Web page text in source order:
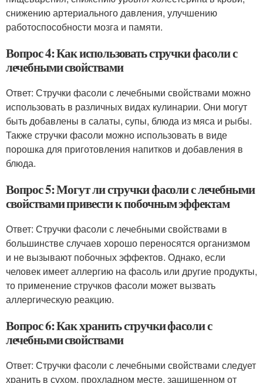
снижению артериального давления, улучшению
работоспособности мозга и памяти.
Вопрос 4: Как использовать стручки фасоли с
лечебными свойствами
Ответ: Стручки фасоли с лечебными свойствами можно
использовать в различных видах кулинарии. Они могут
быть добавлены в салаты, супы, блюда из мяса и рыбы.
Также стручки фасоли можно использовать в виде
порошка для приготовления напитков и добавления в
блюда.
Вопрос 5: Могут ли стручки фасоли с лечебными
свойствами привести к побочным эффектам
Ответ: Стручки фасоли с лечебными свойствами в
большинстве случаев хорошо переносятся организмом
и не вызывают побочных эффектов. Однако, если
человек имеет аллергию на фасоль или другие продукты,
то применение стручков фасоли может вызвать
аллергическую реакцию.
Вопрос 6: Как хранить стручки фасоли с
лечебными свойствами
Ответ: Стручки фасоли с лечебными свойствами следует
хранить в сухом, прохладном месте, защищенном от